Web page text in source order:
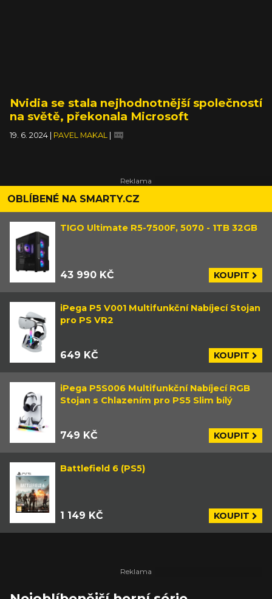
Nvidia se stala nejhodnotnější společností
na světě, překonala Microsoft
19. 6. 2024 | PAVEL MAKAL |
OBLÍBENÉ NA SMARTY.CZ
TIGO Ultimate R5-7500F, 5070 - 1TB 32GB
43 990 KČ KOUPIT
iPega P5 V001 Multifunkční Nabíjecí Stojan
pro PS VR2
649 KČ KOUPIT
iPega P5S006 Multifunkční Nabíjecí RGB
Stojan s Chlazením pro PS5 Slim bílý
749 KČ KOUPIT
Battlefield 6 (PS5)
1 149 KČ KOUPIT